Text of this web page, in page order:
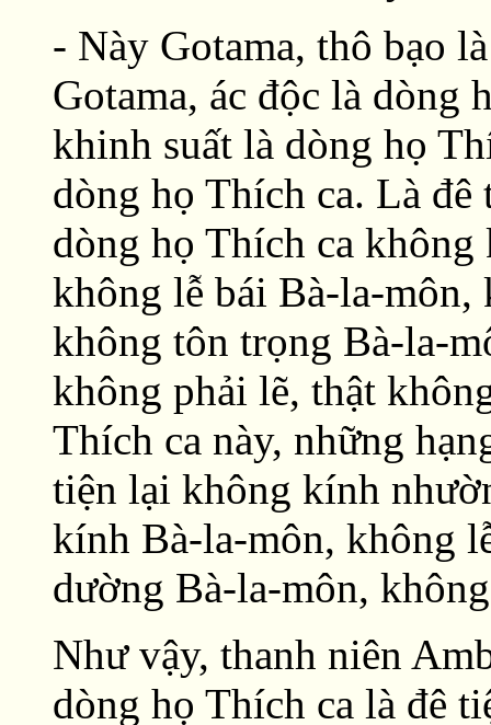
- Này Gotama, thô bạo
Gotama, ác độc là dòng
khinh suất là dòng họ
dòng họ Thích ca. Là đê
dòng họ Thích ca
không lễ bái Bà-la-
không tôn trọng Bà-la-
không phải lẽ, thật
Thích ca này, những
tiện lại không kính
kính Bà-la-môn, không
dường Bà-la-môn,
Như vậy, thanh niên
dòng họ Thích ca là đê